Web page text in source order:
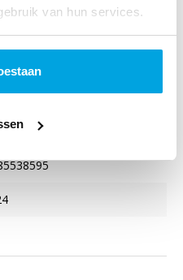
van hun services.
, DVD